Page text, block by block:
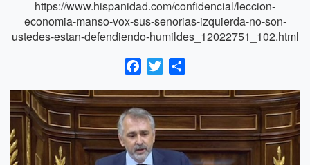
https://www.hispanidad.com/confidencial/leccion-
economia-manso-vox-sus-senorias-izquierda-no-son-
ustedes-estan-defendiendo-humildes_12022751_102.html
Facebook
Twitter